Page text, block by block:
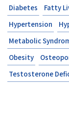
Diabetes
Fatty
Hypertension
Metabolic
Obesity
Testosterone